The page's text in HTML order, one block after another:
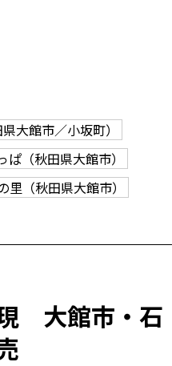
大館市／小坂町）
ぱ（秋田県大館市）
里（秋田県大館市）
大館市・石